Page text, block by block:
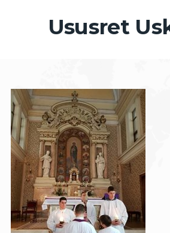
Ususret